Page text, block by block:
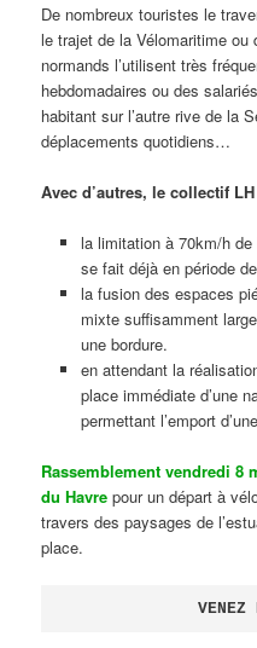
De nombreux touristes le
le trajet de la Vélomaritime ou
normands l’utilisent très
hebdomadaires ou des
habitant sur l’autre rive de la
déplacements quotidiens…
Avec d’autres, le collectif
la limitation à 70km/h
se fait déjà en période
la fusion des espaces
mixte suffisamment
une bordure.
en attendant la
place immédiate d’une
permettant l’emport
Rassemblement vendredi 8
du Havre pour un départ à
travers des paysages de
place.
VENEZ